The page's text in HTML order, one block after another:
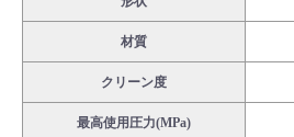
採用情報
材質
クリーン度
最高使用圧力(MPa)